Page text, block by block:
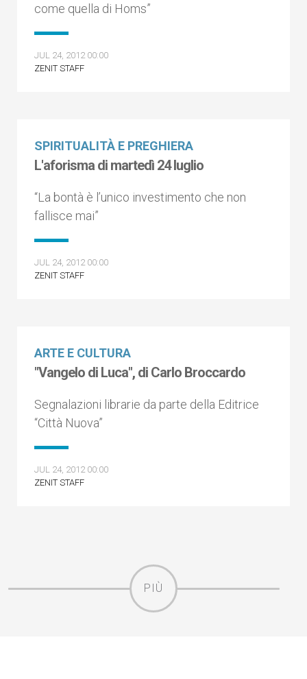
come quella di Homs”
JUL 24, 2012 00:00
ZENIT STAFF
SPIRITUALITÀ E PREGHIERA
L'aforisma di martedì 24 luglio
“La bontà è l’unico investimento che non
fallisce mai”
JUL 24, 2012 00:00
ZENIT STAFF
ARTE E CULTURA
"Vangelo di Luca", di Carlo Broccardo
Segnalazioni librarie da parte della Editrice
“Città Nuova”
JUL 24, 2012 00:00
ZENIT STAFF
PIÙ